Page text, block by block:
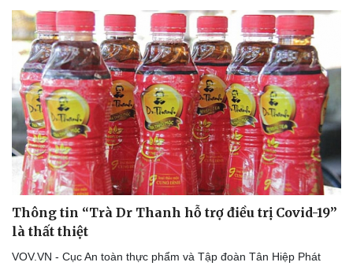
Thông tin “Trà Dr Thanh hỗ trợ điều trị Covid-19”
là thất thiệt
VOV.VN - Cục An toàn thực phẩm và Tập đoàn Tân Hiệp Phát